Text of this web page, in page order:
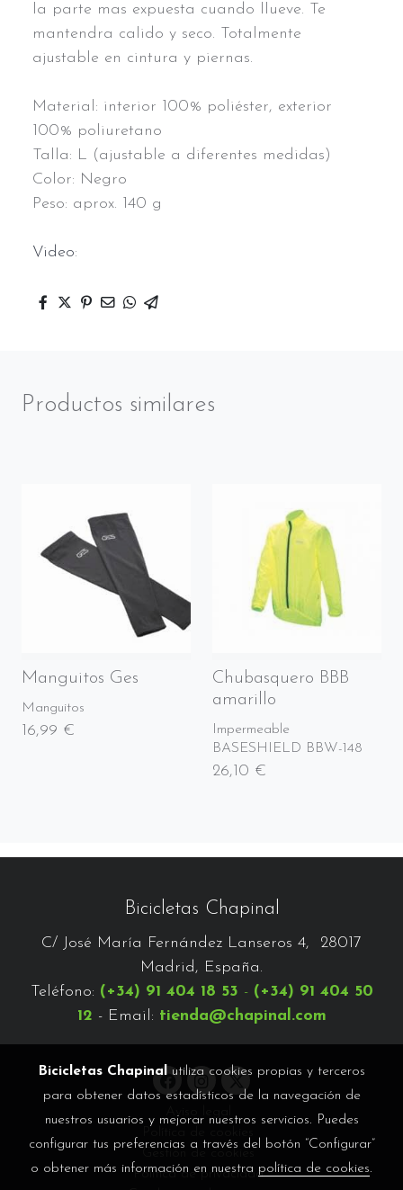
la parte mas expuesta cuando llueve. Te
mantendra calido y seco. Totalmente
ajustable en cintura y piernas.
Material: interior 100% poliéster, exterior
100% poliuretano
Talla: L (ajustable a diferentes medidas)
Color: Negro
Peso: aprox. 140 g
Video:
Productos similares
Manguitos Ges
Manguitos
16,99 €
Chubasquero BBB
amarillo
Impermeable
BASESHIELD BBW-148
26,10 €
Bicicletas Chapinal
C/ José María Fernández Lanseros 4, 28017
Madrid, España.
Teléfono: (+34) 91 404 18 53 - (+34) 91 404 50
12 - Email: tienda@chapinal.com
Política de privacidad
Bicicletas Chapinal
utiliza cookies propias y terceros
para obtener datos estadísticos de la navegación de
nuestros usuarios y mejorar nuestros servicios. Puedes
configurar tus preferencias a través del botón “Configurar”
o obtener más información en nuestra política de cookies.